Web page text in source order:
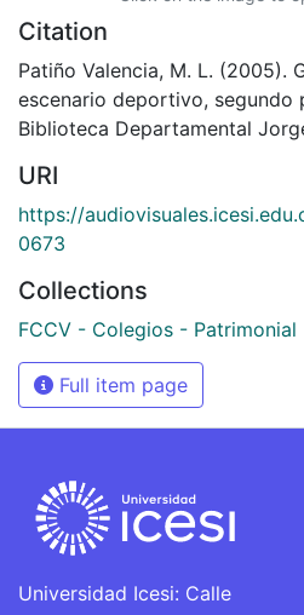
Citation
Patiño Valencia, M. L. (2005).
escenario deportivo, segundo
Biblioteca Departamental
URI
https://
0673
Collections
FCCV - Colegios - Patrimonial
Full item page
Universidad Icesi: Calle